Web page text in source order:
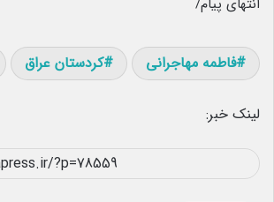
انتهای پیام/
فاطمه مهاجرانی کردستان عراق
لینک خبر: